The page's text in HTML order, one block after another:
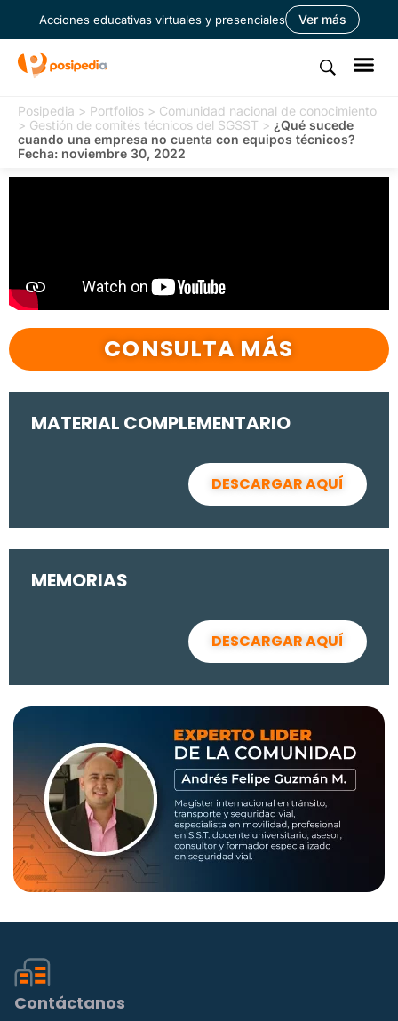
Acciones educativas virtuales y presenciales Ver más
Posipedia > Portfolios > Comunidad nacional de conocimiento
> Gestión de comités técnicos del SGSST > ¿Qué sucede
cuando una empresa no cuenta con equipos técnicos?
Fecha: noviembre 30, 2022
CONSULTA MÁS
MATERIAL COMPLEMENTARIO
DESCARGAR AQUÍ
MEMORIAS
DESCARGAR AQUÍ
Contáctanos